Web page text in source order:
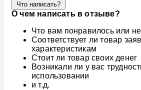
Что написать?
О чем написать в отзыве?
Что вам понравилось или
Соответствует ли товар
характеристикам
Стоит ли товар своих денег
Возникали ли у вас
использовании
и т.д.